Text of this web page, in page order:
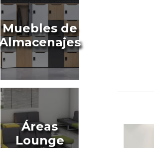
Muebles de
Almacenajes
Áreas
Lounge